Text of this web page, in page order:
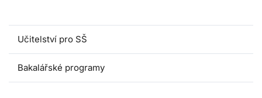
Učitelství pro SŠ
Bakalářské programy